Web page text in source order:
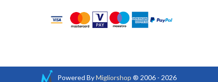
Powered ByMigliorshop ® 2006 - 2026